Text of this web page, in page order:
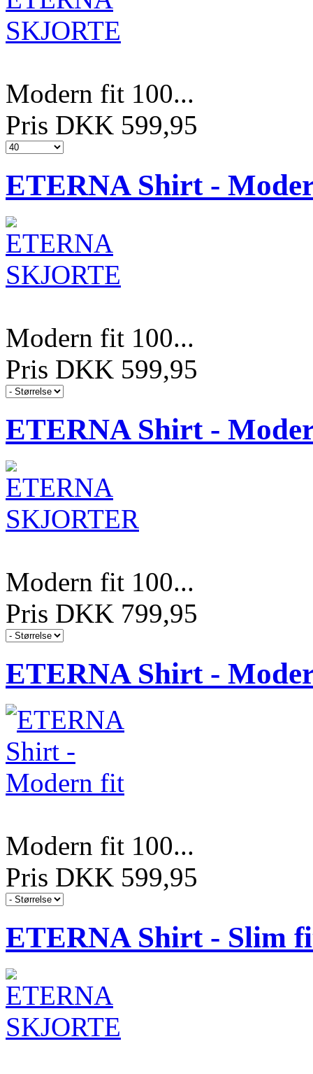
Modern fit 100...
Pris DKK 599,95
ETERNA Shirt -
Modern fit 100...
Pris DKK 599,95
ETERNA Shirt -
Modern fit 100...
Pris DKK 799,95
ETERNA Shirt -
Modern fit 100...
Pris DKK 599,95
ETERNA Shirt - Slim